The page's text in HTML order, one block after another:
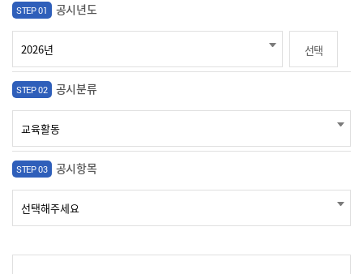
STEP 01 공시년도
선택
STEP 02 공시분류
STEP 03 공시항목